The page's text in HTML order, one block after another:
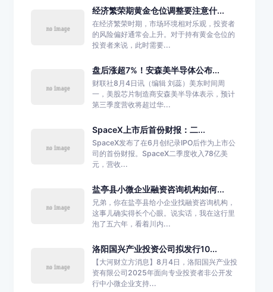
经济繁荣期黄金仓位调整要注意什...
在经济繁荣时期，市场环境相对乐观，投资者
的风险偏好通常会上升。对于持有黄金仓位的
投资者来说，此时需要...
盘后涨超7%！安森美半导体公布...
财联社8月4日讯（编辑 刘蕊）美东时间周
一，美股芯片制造商安森美半导体表示，预计
第三季度营收将超过华...
SpaceX上市后首份财报：二...
SpaceX发布了在6月创纪录IPO后作为上市公
司的首份财报。SpaceX二季度收入78亿美
元，营收...
盐亭县小微企业融资咨询机构如何...
兄弟，你在盐亭县给小企业找融资咨询机构，
这事儿确实得长个心眼。说实话，我在这行里
泡了五六年，看着川内...
洛阳国兴产业投资公司拟发行10...
【大河财立方消息】8月4日，洛阳国兴产业投
资有限公司2025年面向专业投资者非公开发
行中小微企业支持...